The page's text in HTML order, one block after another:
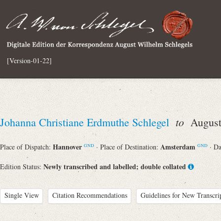
[Version-01-22]
Johanna Christiane Erdmuthe Schlegel to
Place of Dispatch: Hannover GND · Place of Destination: Amsterdam GND ·
Edition Status: Newly transcribed and labelled; double collated
Single View Citation Recommendations Guidelines for New